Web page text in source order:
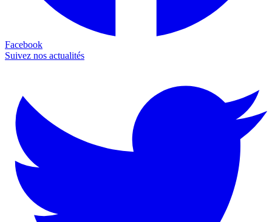
Facebook
Suivez nos actualités